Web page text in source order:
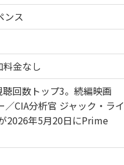
ンス
金なし
回数トップ3。続編映画
／CIA分析官 ジャック・ライ
2026年5月20日にPrime